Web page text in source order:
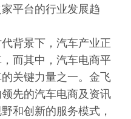
平台的行业发展趋
背景下，汽车产业正
而其中，汽车电商平
关键力量之一。金飞
先的汽车电商及资讯
和创新的服务模式，